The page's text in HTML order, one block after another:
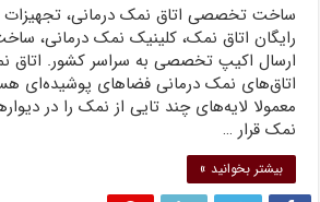
ساخت تخصصی اتاق نمک درمانی، تجهیزات
رایگان اتاق نمک، کلینیک نمک درمانی،
ارسال اکیپ تخصصی به سراسر کشور.
اتاق‌های نمک درمانی فضاهای پوشیده‌ای
معمولا لایه‌های چند تایی از نمک را در
نمک قرار …
بیشتر بخوانید »